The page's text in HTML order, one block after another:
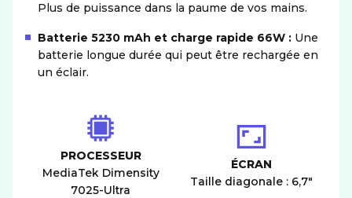
Plus de puissance dans la paume de vos mains.
Batterie 5230 mAh et charge rapide 66W : Une
batterie longue durée qui peut être rechargée en
un éclair.
PROCESSEUR
MediaTek Dimensity
7025-Ultra
ÉCRAN
Taille diagonale : 6,7"